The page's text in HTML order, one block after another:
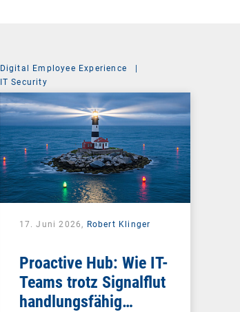
Digital Employee Experience
|
IT Security
17. Juni 2026, Robert Klinger
Proactive Hub: Wie IT-
Teams trotz Signalflut
handlungsfähig